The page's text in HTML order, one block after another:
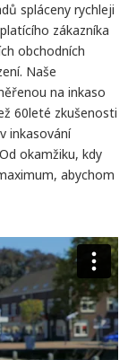
spláceny rychleji
zákazníka
obchodních
Naše
na inkaso
60leté zkušenosti
inkasování
okamžiku, kdy
abychom